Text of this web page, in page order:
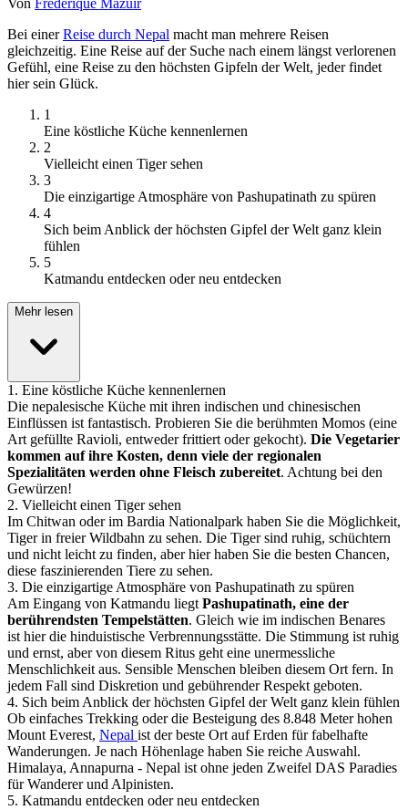
Von Frédérique Mazuir
Bei einerReise durch Nepal macht man mehrere Reisen
gleichzeitig. Eine Reise auf der Suche nach einem längst verlorenen
Gefühl, eine Reise zu den höchsten Gipfeln der Welt, jeder findet
hier sein Glück.
1
Eine köstliche Küche kennenlernen
2
Vielleicht einen Tiger sehen
3
Die einzigartige Atmosphäre von Pashupatinath zu spüren
4
Sich beim Anblick der höchsten Gipfel der Welt ganz klein
fühlen
5
Katmandu entdecken oder neu entdecken
Mehr lesen
1 . Eine köstliche Küche kennenlernen
Die nepalesische Küche mit ihren indischen und chinesischen
Einflüssen ist fantastisch. Probieren Sie die berühmten Momos (eine
Art gefüllte Ravioli, entweder frittiert oder gekocht). Die Vegetarier
kommen auf ihre Kosten, denn viele der regionalen
Spezialitäten werden ohne Fleisch zubereitet. Achtung bei den
Gewürzen!
2. Vielleicht einen Tiger sehen
Im Chitwan oder im Bardia Nationalpark haben Sie die Möglichkeit,
Tiger in freier Wildbahn zu sehen. Die Tiger sind ruhig, schüchtern
und nicht leicht zu finden, aber hier haben Sie die besten Chancen,
diese faszinierenden Tiere zu sehen.
3. Die einzigartige Atmosphäre von Pashupatinath zu spüren
Am Eingang von Katmandu liegt Pashupatinath, eine der
berührendsten Tempelstätten. Gleich wie im indischen Benares
ist hier die hinduistische Verbrennungsstätte. Die Stimmung ist ruhig
und ernst, aber von diesem Ritus geht eine unermessliche
Menschlichkeit aus. Sensible Menschen bleiben diesem Ort fern. In
jedem Fall sind Diskretion und gebührender Respekt geboten.
4. Sich beim Anblick der höchsten Gipfel der Welt ganz klein fühlen
Ob einfaches Trekking oder die Besteigung des 8.848 Meter hohen
Mount Everest, Nepal ist der beste Ort auf Erden für fabelhafte
Wanderungen. Je nach Höhenlage haben Sie reiche Auswahl.
Himalaya, Annapurna - Nepal ist ohne jeden Zweifel DAS Paradies
für Wanderer und Alpinisten.
5. Katmandu entdecken oder neu entdecken